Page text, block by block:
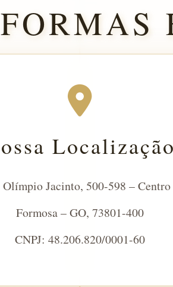
Localização
Olímpio Jacinto, 500-598 – Centro
Formosa – GO, 73801-400
CNPJ: 48.206.820/0001-60